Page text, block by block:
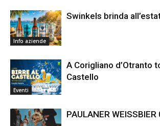
Info aziende
Swinkels brinda
Eventi
A Corigliano d’Otranto
Castello
PAULANER WEISSBIER